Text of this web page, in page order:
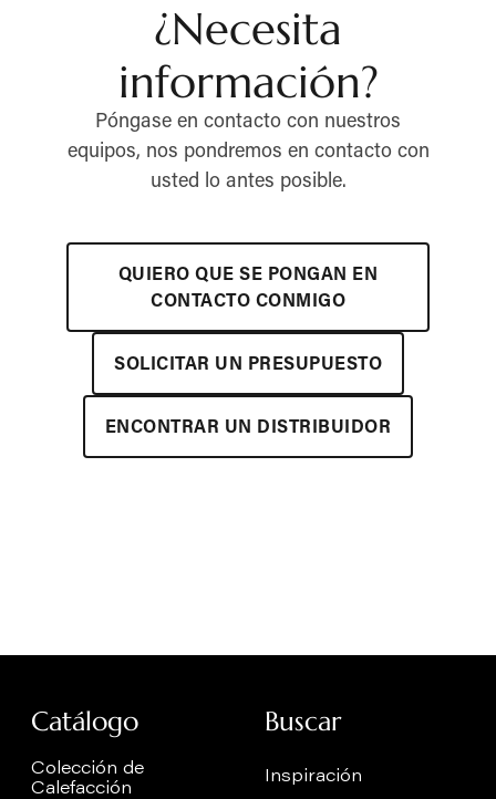
¿Necesita
información?
Póngase en contacto con nuestros
equipos, nos pondremos en contacto con
usted lo antes posible.
QUIERO QUE SE PONGAN EN
CONTACTO CONMIGO
SOLICITAR UN PRESUPUESTO
ENCONTRAR UN DISTRIBUIDOR
Catálogo
Colección de
Calefacción
Buscar
Inspiración